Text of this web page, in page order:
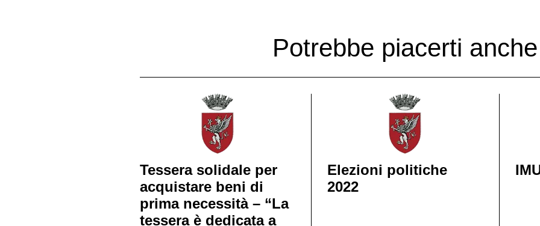
Potrebbe piacerti anche
Tessera solidale per
acquistare beni di
prima necessità – “La
tessera è dedicata a
Elezioni politiche
2022